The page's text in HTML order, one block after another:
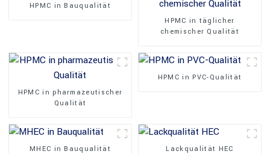
HPMC in Bauqualität
HPMC in täglicher
chemischer Qualität
HPMC in pharmazeutischer
Qualität
HPMC in PVC-Qualität
MHEC in Bauqualität Lackqualität HEC